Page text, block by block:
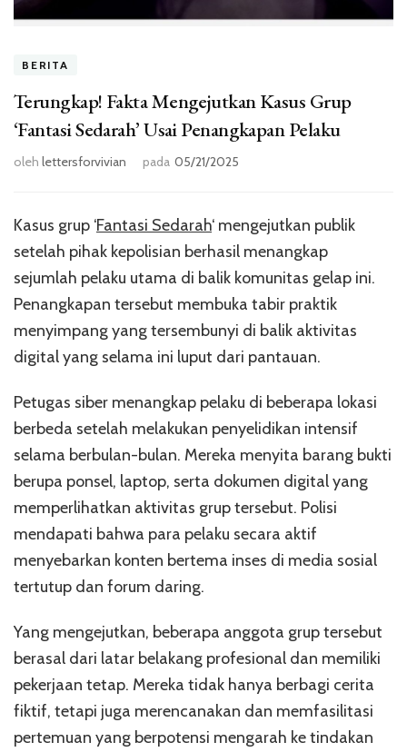
BERITA
Terungkap! Fakta Mengejutkan Kasus Grup
‘Fantasi Sedarah’ Usai Penangkapan Pelaku
oleh lettersforvivian pada 05/21/2025
Kasus grup ‘Fantasi Sedarah‘ mengejutkan publik
setelah pihak kepolisian berhasil menangkap
sejumlah pelaku utama di balik komunitas gelap ini.
Penangkapan tersebut membuka tabir praktik
menyimpang yang tersembunyi di balik aktivitas
digital yang selama ini luput dari pantauan.
Petugas siber menangkap pelaku di beberapa lokasi
berbeda setelah melakukan penyelidikan intensif
selama berbulan-bulan. Mereka menyita barang bukti
berupa ponsel, laptop, serta dokumen digital yang
memperlihatkan aktivitas grup tersebut. Polisi
mendapati bahwa para pelaku secara aktif
menyebarkan konten bertema inses di media sosial
tertutup dan forum daring.
Yang mengejutkan, beberapa anggota grup tersebut
berasal dari latar belakang profesional dan memiliki
pekerjaan tetap. Mereka tidak hanya berbagi cerita
fiktif, tetapi juga merencanakan dan memfasilitasi
pertemuan yang berpotensi mengarah ke tindakan